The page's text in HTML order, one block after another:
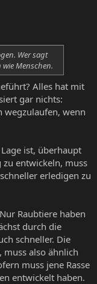
Wer sagt
Menschen.
Alles hat mit
gar nichts:
wegzulaufen, wenn
ist, überhaupt
entwickeln, muss
erledigen zu
Raubtiere haben
durch die
schneller. Die
muss also ähnlich
muss jene Rasse
entwickelt haben.